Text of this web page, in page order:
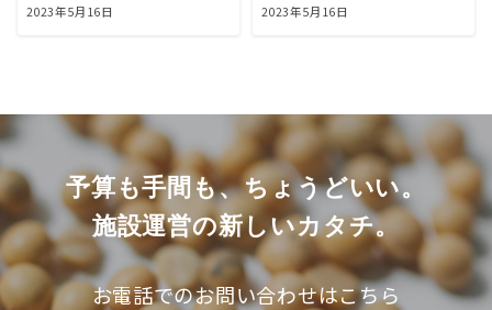
2023年5月16日 2023年5月16日
予算も手間も、ちょうどいい。
施設運営の新しいカタチ。
お電話でのお問い合わせはこちら